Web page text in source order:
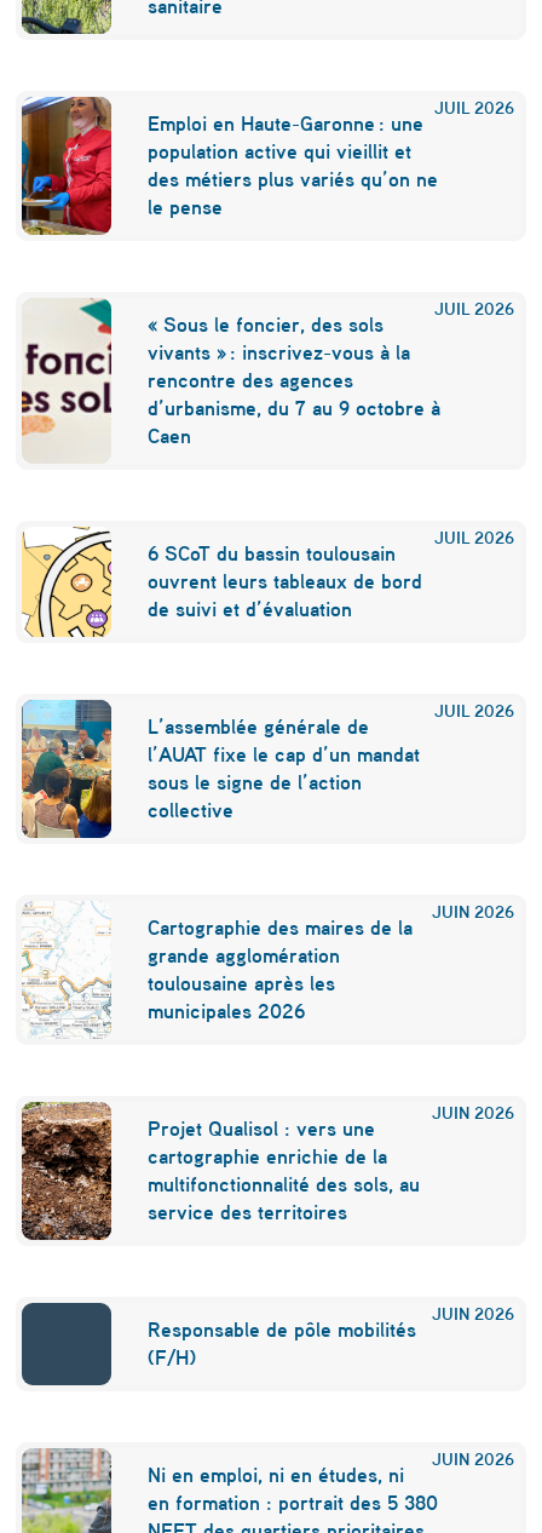
t
n
t
d
e
f
r
a
i
i
s
a
t
i
o
n
d
e
s
p
t
i
t
s
é
o
o
r
JUIL 2026
Emploi en Haute-Garonne : une
population active qui vieillit et
des métiers plus variés qu’on ne
le pense
JUIL 2026
« Sous le foncier, des sols
vivants » : inscrivez-vous à la
rencontre des agences
d’urbanisme, du 7 au 9 octobre à
Caen
JUIL 2026
6 SCoT du bassin toulousain
ouvrent leurs tableaux de bord
de suivi et d’évaluation
JUIL 2026
L’assemblée générale de
l’AUAT fixe le cap d’un mandat
sous le signe de l’action
collective
JUIN 2026
Cartographie des maires de la
grande agglomération
toulousaine après les
municipales 2026
JUIN 2026
Projet Qualisol : vers une
cartographie enrichie de la
multifonctionnalité des sols, au
service des territoires
JUIN 2026
Responsable de pôle mobilités
(F/H)
JUIN 2026
Ni en emploi, ni en études, ni
en formation : portrait des 5 380